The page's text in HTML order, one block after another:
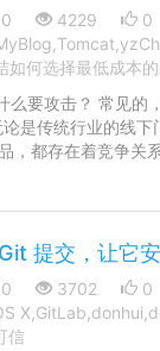
4229
如何选择最低成本
么要攻击？ 常见的
是传统行业的线下
，都存在着竞争关
提交，让它
3702
信